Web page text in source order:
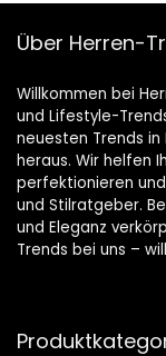
Über Herren-
Willkommen bei
und Lifestyle-
neuesten Trends
heraus. Wir helfen
perfektionieren
und Stilratgeber.
und Eleganz
Trends bei uns –